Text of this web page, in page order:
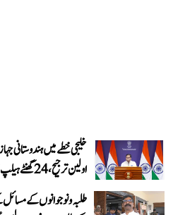
خلیجی خطے میں ہندوستانی
اولین ترجیح، 24 گھنٹے ہیلپ لائن فعال: وزارتِ خارجہ
طلبہ و نوجوانوں کے